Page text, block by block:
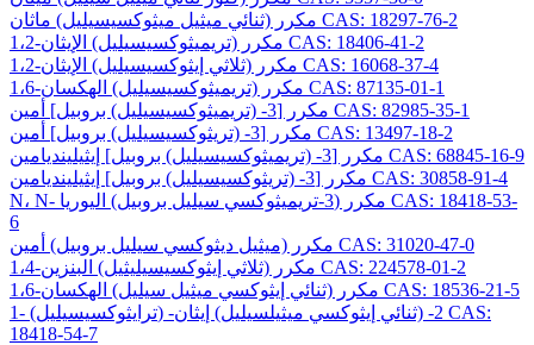
مكرر (ثنائي ميثيل ميثوكسيسيليل) ماثان CAS: 18297-76-2
1،2-مكرر (تريميثوكسيسيليل) الإيثان CAS: 18406-41-2
1،2-مكرر (ثلاثي إيثوكسيسيليل) الإيثان CAS: 16068-37-4
1،6-مكرر (تريميثوكسيسيليل) الهكسان CAS: 87135-01-1
مكرر [3- (تريميثوكسيسيليل) بروبيل] أمين CAS: 82985-35-1
مكرر [3- (تريثوكسيسيليل) بروبيل] أمين CAS: 13497-18-2
مكرر [3- (تريميثوكسيسيليل) بروبيل] إيثيلينديامين CAS: 68845-16-9
مكرر [3- (تريثوكسيسيليل) بروبيل] إيثيلينديامين CAS: 30858-91-4
N، N- مكرر (3-تريميثوكسي سيليل بروبيل) اليوريا CAS: 18418-53-
6
مكرر (ميثيل ديثوكسي سيليل بروبيل) أمين CAS: 31020-47-0
1،4-مكرر (ثلاثي إيثوكسيسيليثيل) البنزين CAS: 224578-01-2
1،6-مكرر (ثنائي إيثوكسي ميثيل سيليل) الهكسان CAS: 18536-21-5
1- (ترايثوكسيسيليل) -2- (ثنائي إيثوكسي ميثيلسيليل) إيثان CAS:
18418-54-7